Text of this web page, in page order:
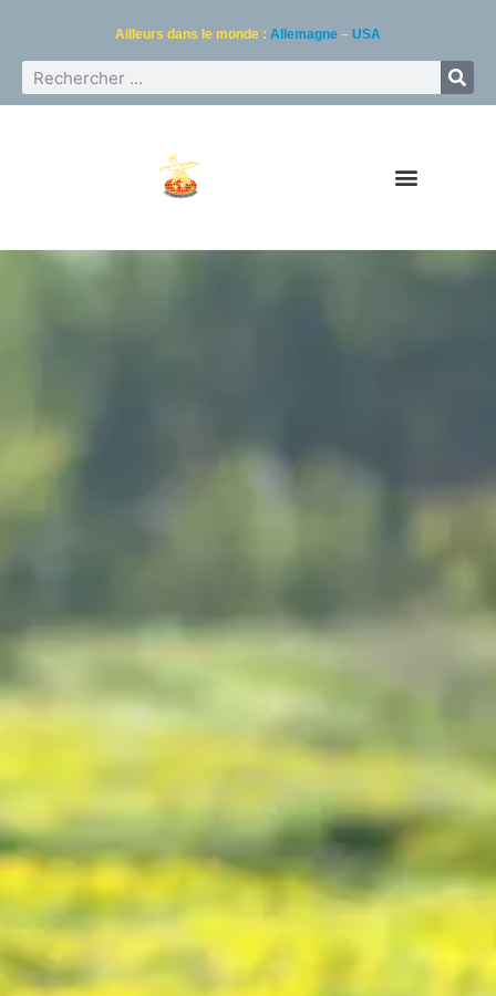
Ailleurs dans le monde : Allemagne – USA